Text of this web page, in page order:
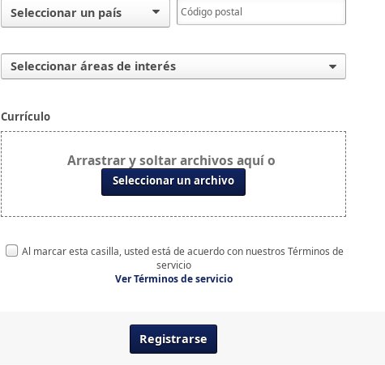
Seleccionar un país
Seleccionar áreas de interés
Currículo
Arrastrar y soltar archivos aquí o
Seleccionar un archivo
Al marcar esta casilla, usted está de acuerdo con nuestros Términos de
servicio
Ver Términos de servicio
Registrarse